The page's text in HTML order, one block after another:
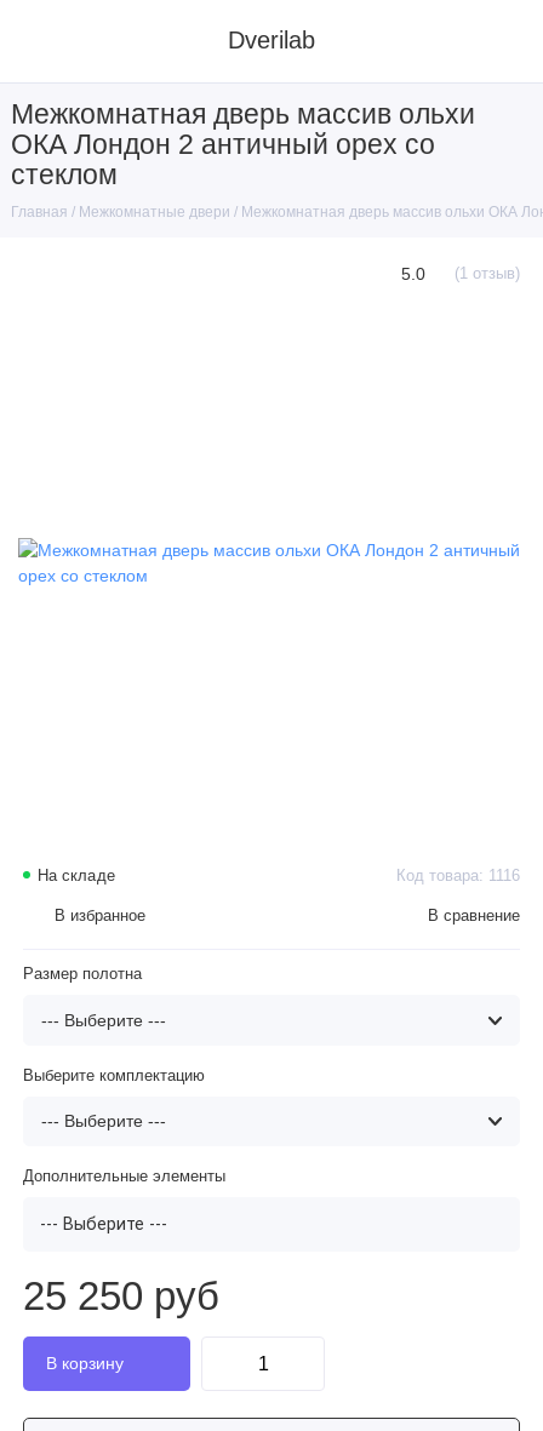
Dverilab
Межкомнатная дверь массив ольхи
ОКА Лондон 2 античный орех со
стеклом
Главная Межкомнатные двери Межкомнатная дверь массив ольхи ОКА
5.0 (1 отзыв)
На складе Код товара: 1116
В избранное В сравнение
Размер полотна
Выберите комплектацию
Дополнительные элементы
--- Выберите ---
25 250 руб